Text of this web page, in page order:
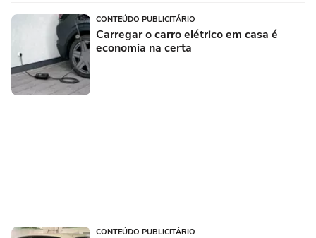
CONTEÚDO PUBLICITÁRIO
Carregar o carro elétrico em casa é
economia na certa
CONTEÚDO PUBLICITÁRIO